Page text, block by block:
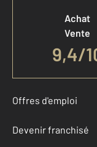
Achat
Vente
9,4/
Offres d'emploi
Devenir franchisé